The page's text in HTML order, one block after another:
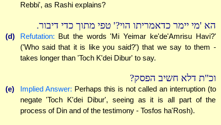
Rebbi', as Rashi explains?
הא 'מי יימר כדאמריתו הוי?' טפי מתוך כדי דיבור.
(d) Refutation: But the words 'Mi Yeimar ke'de'Amrisu Havi?'
('Who said that it is like you said?') that we say to them -
takes longer than 'Toch K'dei Dibur' to say.
וכ"ת דלא חשיב הפסק?
(e) Implied Answer: Perhaps this is not called an interruption (to
negate 'Toch K'dei Dibur', seeing as it is all part of the
process of Din and of the testimony - Tosfos ha'Rosh).